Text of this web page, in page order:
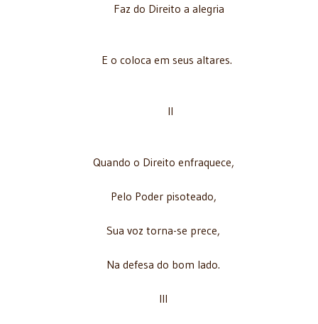
Faz do Direito a alegria
E o coloca em seus altares.
II
Quando o Direito enfraquece,
Pelo Poder pisoteado,
Sua voz torna-se prece,
Na defesa do bom lado.
III